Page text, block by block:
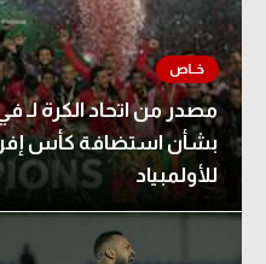
مصدر من اتحاد الكرة لـ
للأولمبياد